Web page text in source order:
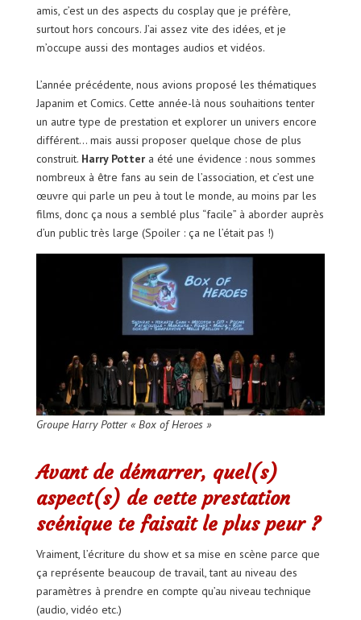
amis, c’est un des aspects du cosplay que je préfère,
surtout hors concours. J’ai assez vite des idées, et je
m’occupe aussi des montages audios et vidéos.
L’année précédente, nous avions proposé les thématiques
Japanim et Comics. Cette année-là nous souhaitions tenter
un autre type de prestation et explorer un univers encore
différent… mais aussi proposer quelque chose de plus
construit. Harry Pottera été une évidence : nous sommes
nombreux à être fans au sein de l’association, et c’est une
œuvre qui parle un peu à tout le monde, au moins par les
films, donc ça nous a semblé plus “facile” à aborder auprès
d’un public très large (Spoiler : ça ne l’était pas !)
Groupe Harry Potter « Box of Heroes »
Avant de démarrer, quel(s)
aspect(s) de cette prestation
scénique te faisait le plus peur ?
Vraiment, l’écriture du show et sa mise en scène parce que
ça représente beaucoup de travail, tant au niveau des
paramètres à prendre en compte qu’au niveau technique
(audio, vidéo etc.)